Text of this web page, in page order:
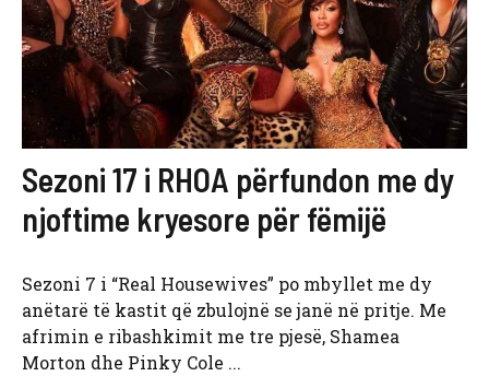
Sezoni 17 i RHOA përfundon me dy
njoftime kryesore për fëmijë
Sezoni 7 i “Real Housewives” po mbyllet me dy
anëtarë të kastit që zbulojnë se janë në pritje. Me
afrimin e ribashkimit me tre pjesë, Shamea
Morton dhe Pinky Cole ...